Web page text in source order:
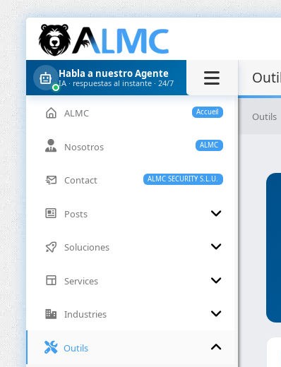
Habla a nuestro Agente
IA · respuestas al instante · 24/7
Accueil
ALMC
ALMC
Nosotros
ALMC SECURITY S.L.U.
Contact
Posts
Soluciones
Services
Industries
Outils
Outils